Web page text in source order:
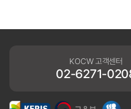
KOCW 고객센터
02-6271-